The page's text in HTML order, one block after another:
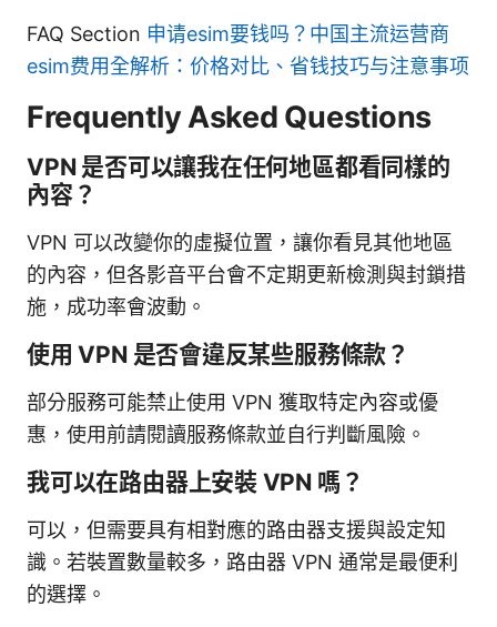
FAQ Section 申请esim要钱吗？中国主流运营商
esim费用全解析：价格对比、省钱技巧与注意事项
Frequently Asked Questions
VPN 是否可以讓我在任何地區都看同樣的
內容？
VPN 可以改變你的虛擬位置，讓你看見其他地區
的內容，但各影音平台會不定期更新檢測與封鎖措
施，成功率會波動。
使用 VPN 是否會違反某些服務條款？
部分服務可能禁止使用 VPN 獲取特定內容或優
惠，使用前請閱讀服務條款並自行判斷風險。
我可以在路由器上安裝 VPN 嗎？
可以，但需要具有相對應的路由器支援與設定知
識。若裝置數量較多，路由器 VPN 通常是最便利
的選擇。